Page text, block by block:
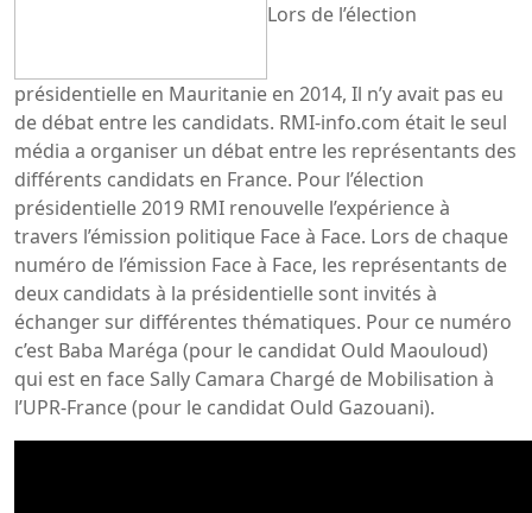
Lors de l’élection
présidentielle en Mauritanie en 2014, Il n’y avait pas eu
de débat entre les candidats. RMI-info.com était le seul
média a organiser un débat entre les représentants des
différents candidats en France. Pour l’élection
présidentielle 2019 RMI renouvelle l’expérience à
travers l’émission politique Face à Face. Lors de chaque
numéro de l’émission Face à Face, les représentants de
deux candidats à la présidentielle sont invités à
échanger sur différentes thématiques. Pour ce numéro
c’est Baba Maréga (pour le candidat Ould Maouloud)
qui est en face Sally Camara Chargé de Mobilisation à
l’UPR-France (pour le candidat Ould Gazouani).